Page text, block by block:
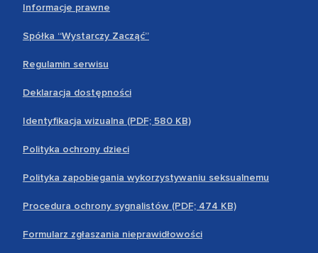
Informacje prawne
Spółka “Wystarczy Zacząć”
Regulamin serwisu
Deklaracja dostępności
Identyfikacja wizualna (PDF; 580 KB)
Polityka ochrony dzieci
Polityka zapobiegania wykorzystywaniu seksualnemu
Procedura ochrony sygnalistów (PDF; 474 KB)
Formularz zgłaszania nieprawidłowości